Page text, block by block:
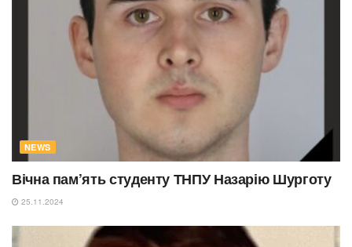
NEWS
Вічна пам’ять студенту ТНПУ Назарію Шурготу
25.11.2024